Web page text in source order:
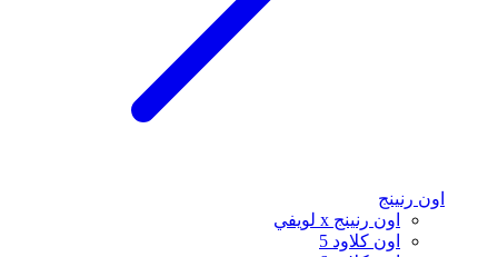
اون رنينج
اون رنينج x لويفي
اون كلاود 5